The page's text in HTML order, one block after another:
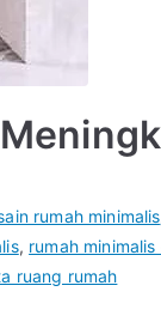
rumah minimalis
, rumah minimalis
ruang rumah